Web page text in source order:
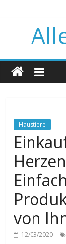
Haustiere
von
12/03/2020